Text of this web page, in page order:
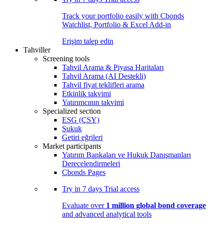
Track your portfolio easily with Cbonds
Watchlist, Portfolio & Excel Add-in
Erişim talep edin
Tahviller
Screening tools
Tahvil Arama & Piyasa Haritaları
Tahvil Arama (AI Destekli)
Tahvil fiyat teklifleri arama
Etkinlik takvimi
Yatırımcının takvimi
Specialized section
ESG (ÇSY)
Sukuk
Getiri eğrileri
Market participants
Yatırım Bankaları ve Hukuk Danışmanları
Derecelendirmeleri
Cbonds Pages
Try in 7 days Trial access
Evaluate over 1 million global bond coverage
and advanced analytical tools